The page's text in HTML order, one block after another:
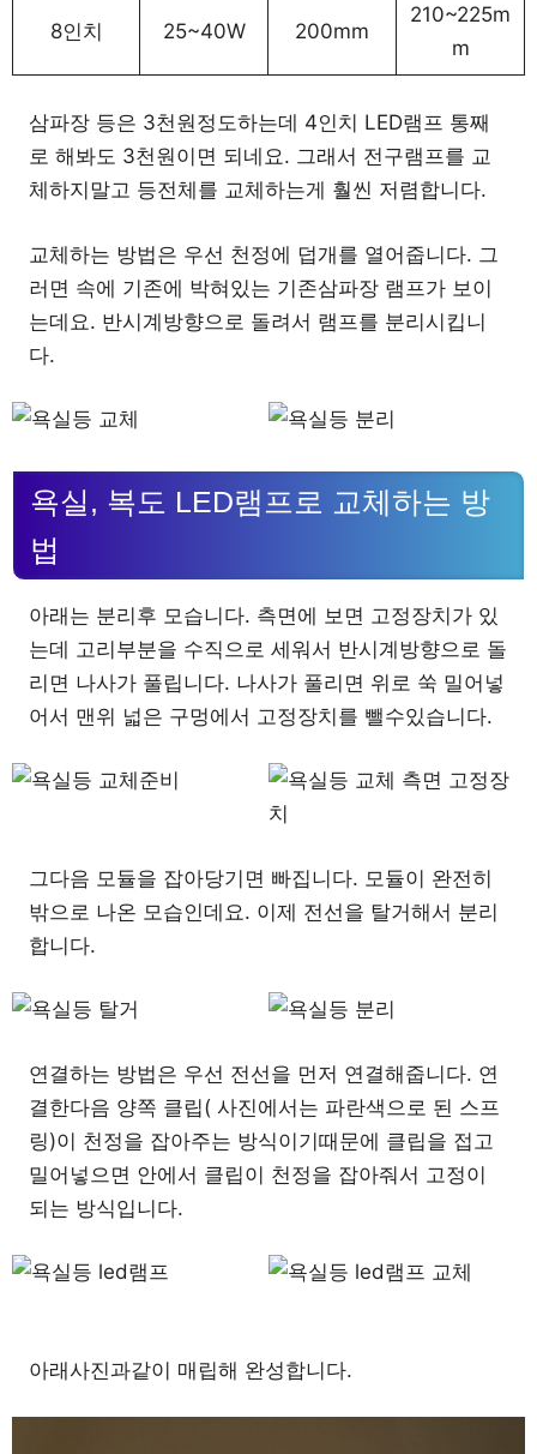
8인치 25~40W 200mm
210~225m
m
삼파장 등은 3천원정도하는데 4인치 LED램프 통째
로 해봐도 3천원이면 되네요. 그래서 전구램프를 교
체하지말고 등전체를 교체하는게 훨씬 저렴합니다.
교체하는 방법은 우선 천정에 덥개를 열어줍니다. 그
러면 속에 기존에 박혀있는 기존삼파장 램프가 보이
는데요. 반시계방향으로 돌려서 램프를 분리시킵니
다.
욕실, 복도 LED램프로 교체하는 방
법
아래는 분리후 모습니다. 측면에 보면 고정장치가 있
는데 고리부분을 수직으로 세워서 반시계방향으로 돌
리면 나사가 풀립니다. 나사가 풀리면 위로 쑥 밀어넣
어서 맨위 넓은 구멍에서 고정장치를 뺄수있습니다.
그다음 모듈을 잡아당기면 빠집니다. 모듈이 완전히
밖으로 나온 모습인데요. 이제 전선을 탈거해서 분리
합니다.
연결하는 방법은 우선 전선을 먼저 연결해줍니다. 연
결한다음 양쪽 클립( 사진에서는 파란색으로 된 스프
링)이 천정을 잡아주는 방식이기때문에 클립을 접고
밀어넣으면 안에서 클립이 천정을 잡아줘서 고정이
되는 방식입니다.
아래사진과같이 매립해 완성합니다.